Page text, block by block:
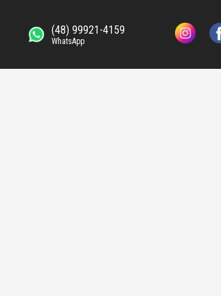
(48) 99921-4159
WhatsApp